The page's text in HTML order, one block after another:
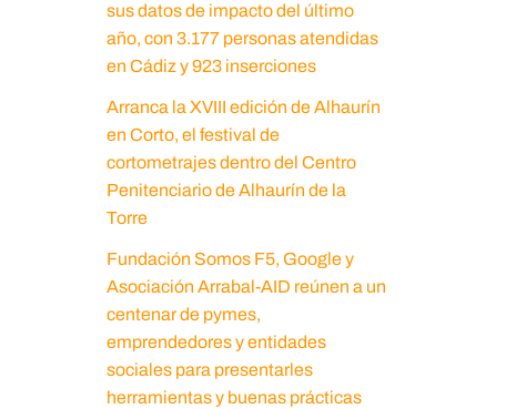
sus datos de impacto del último
año, con 3.177 personas atendidas
en Cádiz y 923 inserciones
Arranca la XVIII edición de Alhaurín
en Corto, el festival de
cortometrajes dentro del Centro
Penitenciario de Alhaurín de la
Torre
Fundación Somos F5, Google y
Asociación Arrabal-AID reúnen a un
centenar de pymes,
emprendedores y entidades
sociales para presentarles
herramientas y buenas prácticas